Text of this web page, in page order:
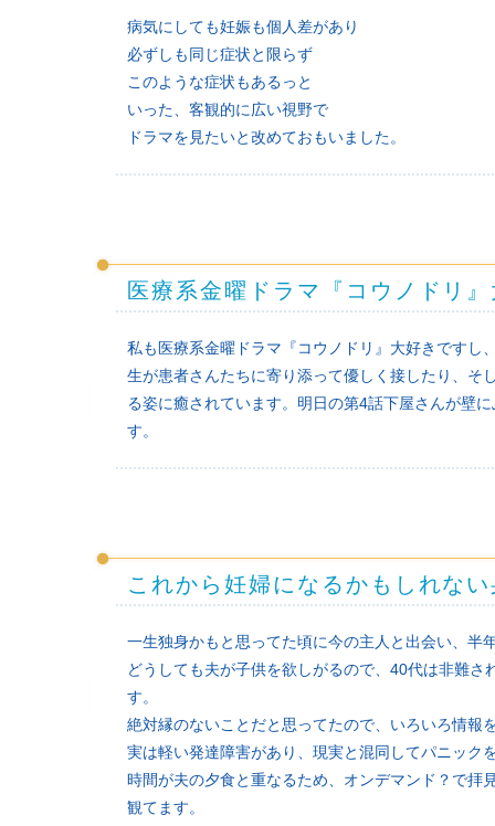
病気にしても妊娠も個人差があり
必ずしも同じ症状と限らず
このような症状もあるっと
いった、客観的に広い視野で
ドラマを見たいと改めておもいました。
医療系金曜ドラマ『コウノドリ
私も医療系金曜ドラマ『コウノドリ』大好きですし
生が患者さんたちに寄り添って優しく接したり、そ
る姿に癒されています。明日の第4話下屋さんが壁
す。
これから妊婦になるかもしれな
一生独身かもと思ってた頃に今の主人と出会い、半
どうしても夫が子供を欲しがるので、40代は非難
す。
絶対縁のないことだと思ってたので、いろいろ情報
実は軽い発達障害があり、現実と混同してパニック
時間が夫の夕食と重なるため、オンデマンド？で拝
観てます。